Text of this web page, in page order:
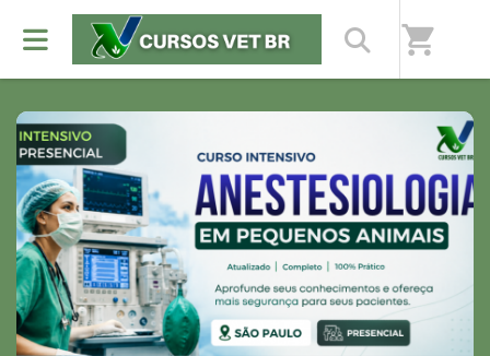
shopping_cart
Nossos destaques
Preços especiais por tempo limitado